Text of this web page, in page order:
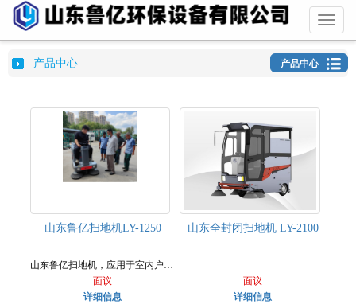
Toggle
产品中心 产品中心
山东鲁亿扫地机LY-1250
山东鲁亿扫地机，应用于室内户外所有环境！
面议
详细信息
山东全封闭扫地机 LY-2100
面议
详细信息